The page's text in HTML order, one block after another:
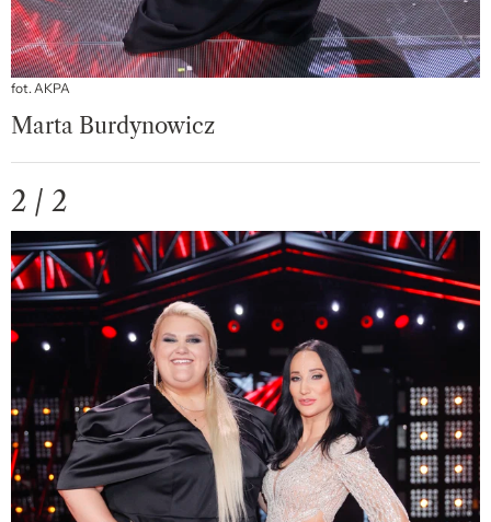
fot. AKPA
Marta Burdynowicz
2 / 2